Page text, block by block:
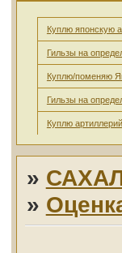
Куплю японскую
Гильзы на
Куплю/поменяю
Гильзы на
Куплю
»
»